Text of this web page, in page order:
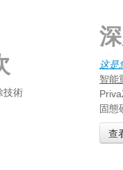
技術
这是
智能
固態
查